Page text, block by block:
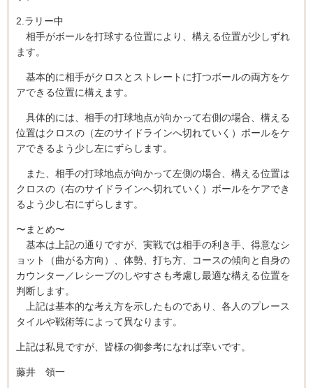
2.ラリー中
相手がボールを打球する位置により、構える位置が少しずれ
ます。
基本的に相手がクロスとストレートに打つボールの両方をケ
アできる位置に構えます。
具体的には、相手の打球地点が向かって右側の場合、構える
位置はクロスの（左のサイドラインへ切れていく）ボールをケ
アできるよう少し左にずらします。
また、相手の打球地点が向かって左側の場合、構える位置は
クロスの（右のサイドラインへ切れていく）ボールをケアでき
るよう少し右にずらします。
〜まとめ〜
基本は上記の通りですが、実戦では相手の利き手、得意なシ
ョット（曲がる方向）、体勢、打ち方、コースの傾向と自身の
カウンター／レシーブのしやすさも考慮し最適な構える位置を
判断します。
上記は基本的な考え方を示したものであり、各人のプレース
タイルや戦術等によって異なります。
上記は私見ですが、皆様の御参考になれば幸いです。
藤井 領一